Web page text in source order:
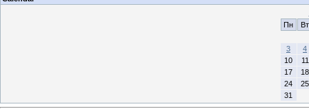
Пн
Вт
3
4
10
11
17
18
24
25
31